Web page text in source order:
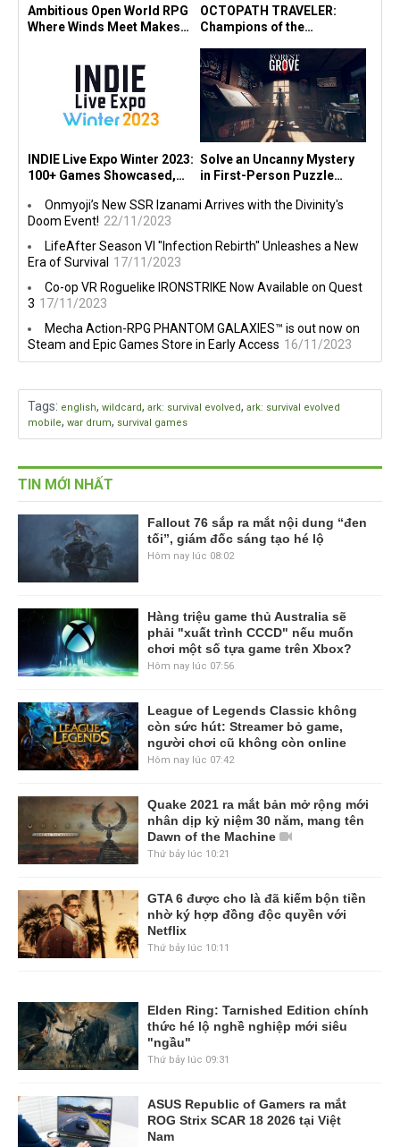
Ambitious Open World RPG
Where Winds Meet Makes
OCTOPATH TRAVELER:
Champions of the
Today! Experience it for
Free!
INDIE Live Expo Winter 2023:
100+ Games Showcased,
Awards
Solve an Uncanny Mystery
in First-Person Puzzle
Consoles Today
Onmyoji’s New SSR Izanami Arrives with the Divinity's
Doom Event! 22/11/2023
LifeAfter Season VI "Infection Rebirth" Unleashes a New
Era of Survival
17/11/2023
Co-op VR Roguelike IRONSTRIKE Now Available on Quest
3 17/11/2023
Mecha Action-RPG PHANTOM GALAXIES™ is out now on
Steam and Epic Games Store in Early Access 16/11/2023
Tags: english, wildcard, ark: survival evolved, ark: survival evolved
mobile, war drum, survival games
TIN MỚI NHẤT
Fallout 76 sắp ra mắt nội dung “đen
tối”, giám đốc sáng tạo hé lộ
Hôm nay lúc 08:02
Hàng triệu game thủ Australia sẽ
phải "xuất trình CCCD" nếu muốn
chơi một số tựa game trên Xbox?
Hôm nay lúc 07:56
League of Legends Classic không
còn sức hút: Streamer bỏ game,
người chơi cũ không còn online
Hôm nay lúc 07:42
Quake 2021 ra mắt bản mở rộng mới
nhân dịp kỷ niệm 30 năm, mang tên
Dawn of the Machine
Thứ bảy lúc 10:21
GTA 6 được cho là đã kiếm bộn tiền
nhờ ký hợp đồng độc quyền với
Netflix
Thứ bảy lúc 10:11
Elden Ring: Tarnished Edition chính
thức hé lộ nghề nghiệp mới siêu
"ngầu"
Thứ bảy lúc 09:31
ASUS Republic of Gamers ra mắt
ROG Strix SCAR 18 2026 tại Việt
Nam